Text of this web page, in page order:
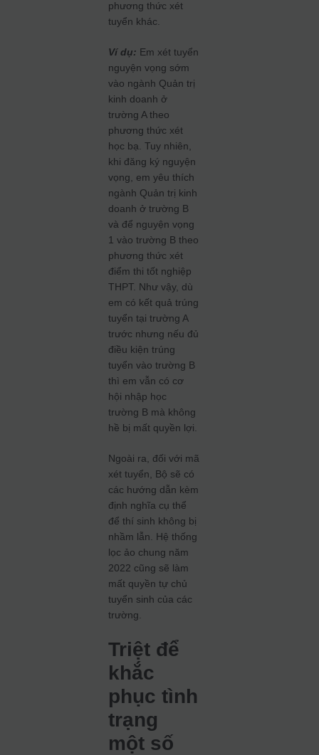
phương thức xét
tuyển khác.
Ví dụ: Em xét tuyển
nguyện vọng sớm
vào ngành Quản trị
kinh doanh ở
trường A theo
phương thức xét
học bạ. Tuy nhiên,
khi đăng ký nguyện
vọng, em yêu thích
ngành Quản trị kinh
doanh ở trường B
và để nguyện vọng
1 vào trường B theo
phương thức xét
điểm thi tốt nghiệp
THPT. Như vậy, dù
em có kết quả trúng
tuyển tại trường A
trước nhưng nếu đủ
điều kiện trúng
tuyển vào trường B
thì em vẫn có cơ
hội nhập học
trường B mà không
hề bị mất quyền lợi.
Ngoài ra, đối với mã
xét tuyển, Bộ sẽ có
các hướng dẫn kèm
định nghĩa cụ thể
để thí sinh không bị
nhầm lẫn. Hệ thống
lọc ảo chung năm
2022 cũng sẽ làm
mất quyền tự chủ
tuyển sinh của các
trường.
Triệt để
khắc
phục tình
trạng
một số